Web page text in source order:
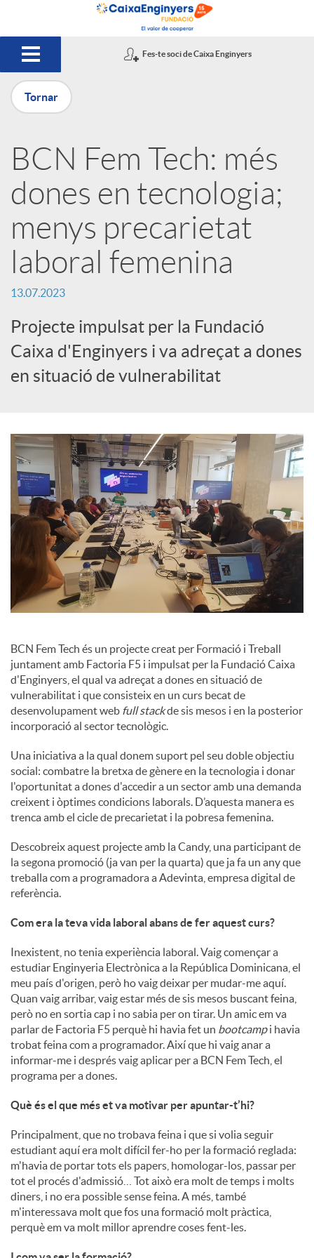
Fes-te soci de Caixa Enginyers
u
b
l
i
c
d
o
r
e
c
o
n
t
i
n
g
u
t
s
Tornar
BCN Fem Tech: més
dones en tecnologia;
menys precarietat
laboral femenina
13.07.2023
Projecte impulsat per la Fundació
Caixa d'Enginyers i va adreçat a dones
en situació de vulnerabilitat
BCN Fem Tech és un projecte creat per Formació i Treball
juntament amb Factoria F5 i impulsat per la Fundació Caixa
d'Enginyers, el qual va adreçat a dones en situació de
vulnerabilitat i que consisteix en un curs becat de
desenvolupament web full stackde sis mesos i en la posterior
incorporació al sector tecnològic.
Una iniciativa a la qual donem suport pel seu doble objectiu
social: combatre la bretxa de gènere en la tecnologia i donar
l'oportunitat a dones d'accedir a un sector amb una demanda
creixent i òptimes condicions laborals. D’aquesta manera es
trenca amb el cicle de precarietat i la pobresa femenina.
Descobreix aquest projecte amb la Candy, una participant de
la segona promoció (ja van per la quarta) que ja fa un any que
treballa com a programadora a Adevinta, empresa digital de
referència.
Com era la teva vida laboral abans de fer aquest curs?
Inexistent, no tenia experiència laboral. Vaig començar a
estudiar Enginyeria Electrònica a la República Dominicana, el
meu país d'origen, però ho vaig deixar per mudar-me aquí.
Quan vaig arribar, vaig estar més de sis mesos buscant feina,
però no en sortia cap i no sabia per on tirar. Un amic em va
parlar de Factoria F5 perquè hi havia fet un bootcampi havia
trobat feina com a programador. Així que hi vaig anar a
informar-me i després vaig aplicar per a BCN Fem Tech, el
programa per a dones.
Què és el que més et va motivar per apuntar-t’hi?
Principalment, que no trobava feina i que si volia seguir
estudiant aquí era molt difícil fer-ho per la formació reglada:
m'havia de portar tots els papers, homologar-los, passar per
tot el procés d'admissió… Tot això era molt de temps i molts
diners, i no era possible sense feina. A més, també
m'interessava molt que fos una formació molt pràctica,
perquè em va molt millor aprendre coses fent-les.